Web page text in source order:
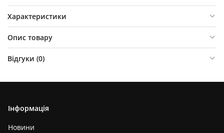
Характеристики
Опис товару
Відгуки (0)
Інформація
Новини